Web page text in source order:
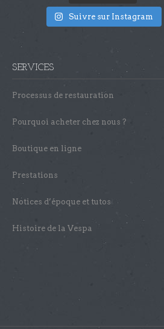
Suivre sur Instagram
SERVICES
Processus de restauration
Pourquoi acheter chez nous ?
Boutique en ligne
Prestations
Notices d’époque et tutos
Histoire de la Vespa